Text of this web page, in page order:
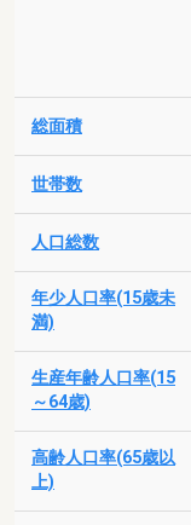
総面積
世帯数
人口総数
年少人口率(15歳未
満)
生産年齢人口率(15
～64歳)
高齢人口率(65歳以
上)